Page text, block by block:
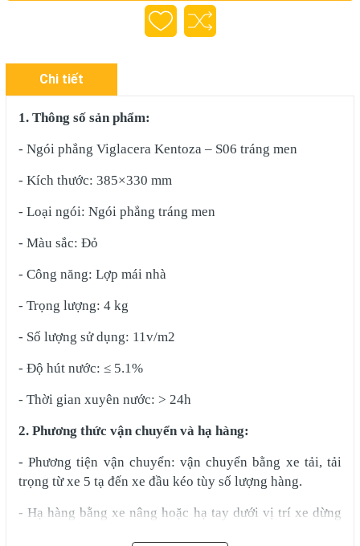
Chi tiết
1. Thông số sản phẩm:
- Ngói phẳng Viglacera Kentoza – S06 tráng men
- Kích thước: 385×330 mm
- Loại ngói: Ngói phẳng tráng men
- Màu sắc: Đỏ
- Công năng: Lợp mái nhà
- Trọng lượng: 4 kg
- Số lượng sử dụng: 11v/m2
- Độ hút nước: ≤ 5.1%
- Thời gian xuyên nước: > 24h
2. Phương thức vận chuyển và hạ hàng:
- Phương tiện vận chuyển: vận chuyển bằng xe tải, tải
trọng từ xe 5 tạ đến xe đầu kéo tùy số lượng hàng.
- Hạ hàng bằng xe nâng hoặc hạ tay dưới vị trí xe dừng